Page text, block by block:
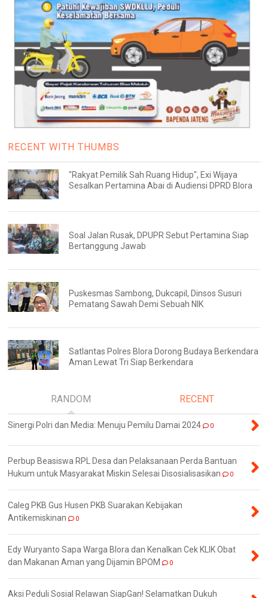
RECENT WITH THUMBS
"Rakyat Pemilik Sah Ruang Hidup", Exi Wijaya
Sesalkan Pertamina Abai di Audiensi DPRD Blora
Soal Jalan Rusak, DPUPR Sebut Pertamina Siap
Bertanggung Jawab
Puskesmas Sambong, Dukcapil, Dinsos Susuri
Pematang Sawah Demi Sebuah NIK
Satlantas Polres Blora Dorong Budaya Berkendara
Aman Lewat Tri Siap Berkendara
RANDOM RECENT
Sinergi Polri dan Media: Menuju Pemilu Damai 2024 0
Perbup Beasiswa RPL Desa dan Pelaksanaan Perda Bantuan
Hukum untuk Masyarakat Miskin Selesai Disosialisasikan
0
Caleg PKB Gus Husen PKB Suarakan Kebijakan
Antikemiskinan
0
Edy Wuryanto Sapa Warga Blora dan Kenalkan Cek KLIK Obat
dan Makanan Aman yang Dijamin BPOM
0
Aksi Peduli Sosial Relawan SiapGan! Selamatkan Dukuh